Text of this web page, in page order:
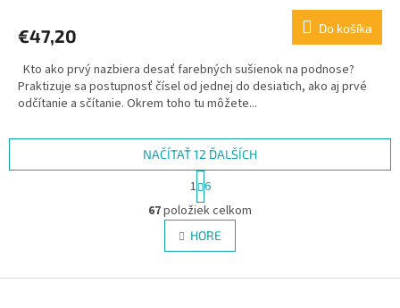
€47,20 Do košíka
Kto ako prvý nazbiera desať farebných sušienok na podnose?
Praktizuje sa postupnosť čísel od jednej do desiatich, ako aj prvé
odčítanie a sčítanie. Okrem toho tu môžete...
O
v
l
á
NAČÍTAŤ 12 ĎALŠÍCH
S
t
r
á
n
k
v
1 6
67položiek celkom
HORE